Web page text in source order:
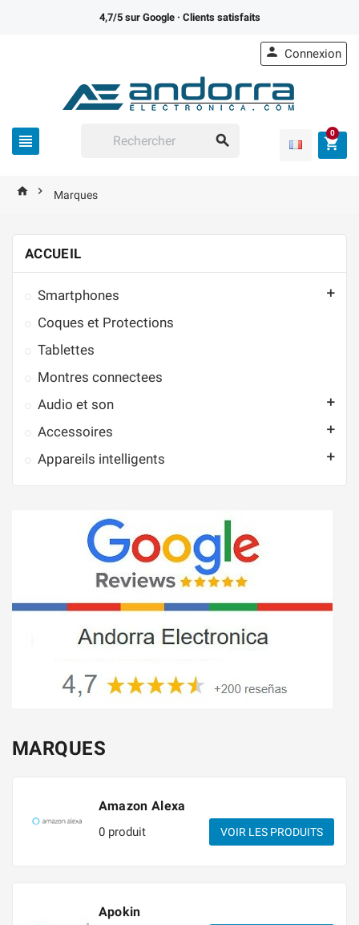
4,7/5 sur Google· Clients satisfaits
 
 Connexion

0
  Marques
ACCUEIL
Smartphones 
Coques et Protections
Tablettes
Montres connectees
Audio et son

Accessoires 
Appareils intelligents 
MARQUES
Amazon Alexa
0 produit VOIR LES PRODUITS
Apokin